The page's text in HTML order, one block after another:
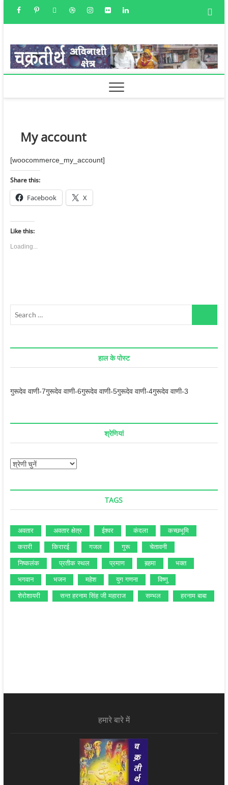
content
facebookyoutube
googleplus
pinterest dribbbleinstagramflickr linkedin
चक्रतीर्थ
My account
[woocommerce_my_account]
Share this:
Facebook X
Like this:
Loading...
हाल के पोस्ट
गुरूदेव वाणी-7गुरूदेव वाणी-6गुरूदेव वाणी-5गुरूदेव वाणी-4गुरूदेव वाणी-3
श्रेणियां
श्रेणियां
TAGS
अवतार अवतार क्षेत्र ईश्‍वर कंदला कच्‍छभूमि
करारी किरारई गजल गुरू चेतावनी
निष्‍कलंक प्रतीक स्‍थल प्रमाण ब़हमा भक्‍त
भगवान भजन महेश युग गणना विष्‍णु
शेरोशायरी सन्‍त हरनाम सिंह जी महाराज सम्‍भल हरनाम बाबा
हमारे बारे में